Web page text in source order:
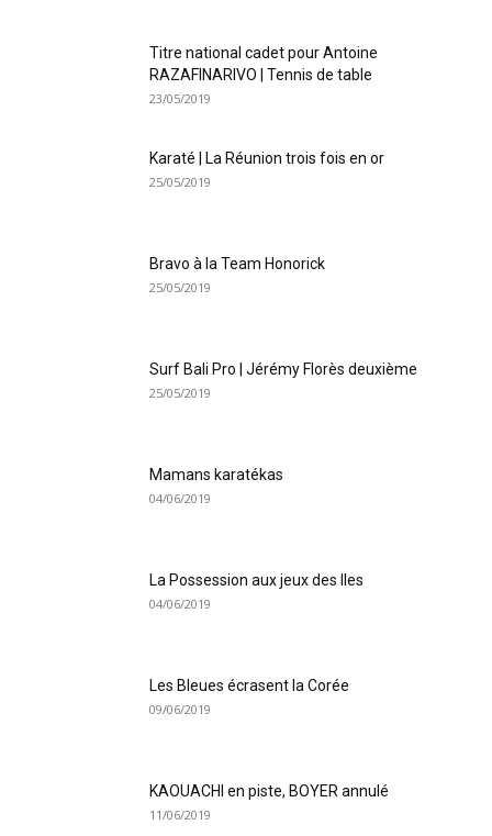
Titre national cadet pour Antoine
RAZAFINARIVO | Tennis de table
23/05/2019
Karaté | La Réunion trois fois en or
25/05/2019
Bravo à la Team Honorick
25/05/2019
Surf Bali Pro | Jérémy Florès deuxième
25/05/2019
Mamans karatékas
04/06/2019
La Possession aux jeux des Iles
04/06/2019
Les Bleues écrasent la Corée
09/06/2019
KAOUACHI en piste, BOYER annulé
11/06/2019